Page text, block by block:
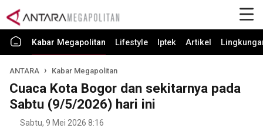
Kabar Megapolitan Lifestyle Iptek Artikel
ANTARA Kabar Megapolitan
Cuaca Kota Bogor dan sekitarnya pada
Sabtu (9/5/2026) hari ini
Sabtu, 9 Mei 2026 8:16